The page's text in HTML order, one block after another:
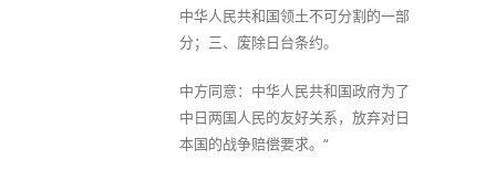
中华人民共和国领土不可分割的一部
分；三、废除日台条约。
中方同意：中华人民共和国政府为了
中日两国人民的友好关系，放弃对日
本国的战争赔偿要求。“